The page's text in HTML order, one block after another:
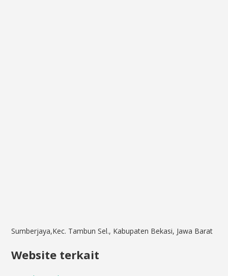
Sumberjaya,Kec. Tambun Sel., Kabupaten Bekasi, Jawa Barat
Website terkait